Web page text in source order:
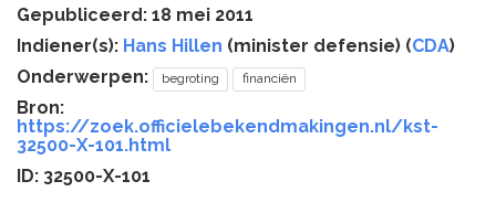
Gepubliceerd: 18 mei 2011
Indiener(s): Hans Hillen (minister defensie) (CDA)
Onderwerpen:
begroting financiën
Bron:
https://zoek.officielebekendmakingen.nl/kst-
32500-X-101.html
ID: 32500-X-101